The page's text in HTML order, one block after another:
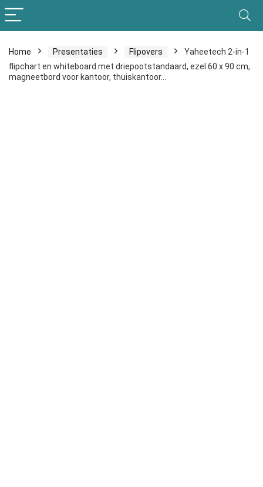
Home Presentaties Flipovers
Yaheetech 2-in-1
flipchart en whiteboard met driepootstandaard, ezel 60 x 90 cm,
magneetbord voor kantoor, thuiskantoor…